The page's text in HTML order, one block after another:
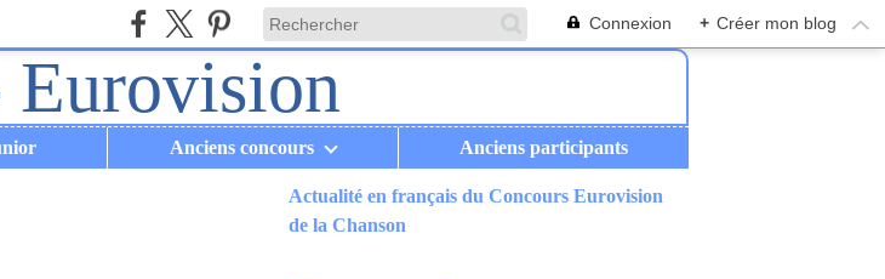
Connexion + Créer mon blog
Anciens concours Anciens participants
Actualité en français du Concours Eurovision
de la Chanson